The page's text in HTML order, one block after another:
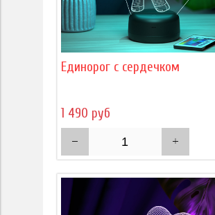
Единорог с сердечком
1 490 руб